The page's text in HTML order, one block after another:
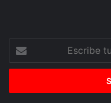
correo